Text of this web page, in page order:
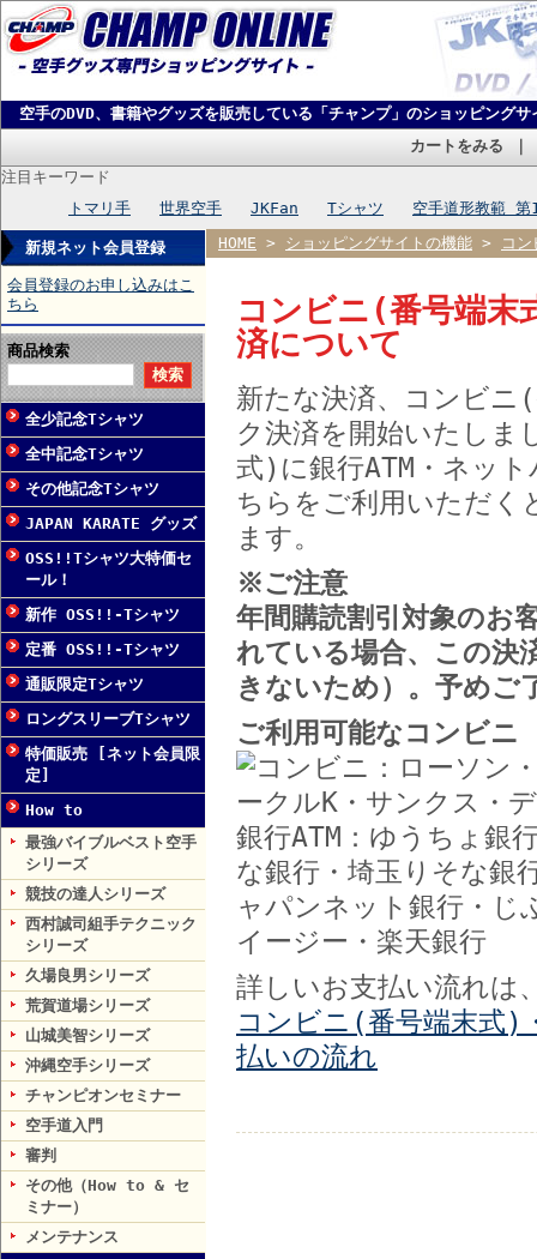
空手のDVD、書籍やグッズを販売している「チャンプ」のショッピングサ
カートをみる
注目キーワード
トマリ手
世界空手 JKFan Tシャツ 空手道形教範 第
新規ネット会員登録
会員登録のお申し込みはこ
ちら
商品検索
全少記念Tシャツ
全中記念Tシャツ
その他記念Tシャツ
JAPAN KARATE グッズ
OSS!!Tシャツ大特価セ
ール！
新作 OSS!!-Tシャツ
定番 OSS!!-Tシャツ
通販限定Tシャツ
ロングスリーブTシャツ
特価販売 [ネット会員限
定]
How to
最強バイブルベスト空手
シリーズ
競技の達人シリーズ
西村誠司組手テクニック
シリーズ
久場良男シリーズ
荒賀道場シリーズ
山城美智シリーズ
沖縄空手シリーズ
チャンピオンセミナー
空手道入門
審判
その他（How to & セ
ミナー）
メンテナンス
HOME > ショッピングサイトの機能 > コ
コンビニ(番号端末
済について
新たな決済、コンビニ
ク決済を開始いたしま
式)に銀行ATM・ネッ
ちらをご利用いただく
ます。
※ご注意
年間購読割引対象のお
れている場合、この決
きないため）。予めご
ご利用可能なコンビニ
詳しいお支払い流れは
コンビニ(番号端末式)
払いの流れ